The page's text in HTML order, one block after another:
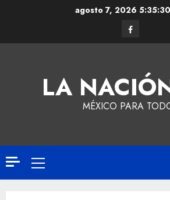
agosto 7, 2026
LA
MÉXICO PARA